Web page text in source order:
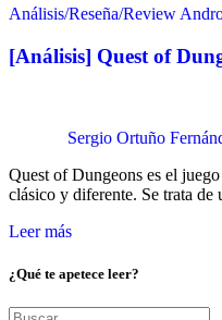
Análisis/Reseña/Review
[Análisis] Quest of
Sergio Ortuño
Quest of Dungeons es el
clásico y diferente. Se trata
Leer más
¿Qué te apetece leer?